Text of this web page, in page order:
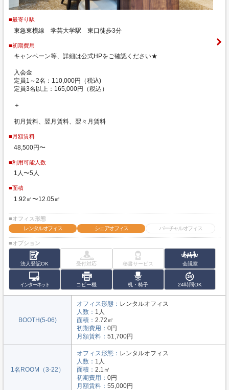
■最寄り駅
東急東横線 学芸大学駅 東口徒歩3分
■初期費用
キャンペーン等、詳細は公式HPをご確認ください★
入会金
定員1～2名：110,000円（税込)
定員3名以上：165,000円（税込）
＋
初月賃料、翌月賃料、翌々月賃料
■月額賃料
48,500円〜
■利用可能人数
1人〜5人
■面積
1.92㎡〜12.05㎡
■オフィス形態
レンタルオフィス
シェアオフィス バーチャルオフィス
■オプション
法人登記OK 受付対応 秘書サービス 会議室
インターネット コピー機 机・椅子 24時間OK
BOOTH(5-06)
オフィス形態： レンタルオフィス
人数： 1人
面積： 2.72㎡
初期費用： 0円
月額賃料： 51,700円
1名ROOM（3-22）
オフィス形態： レンタルオフィス
人数： 1人
面積： 2.1㎡
初期費用： 0円
月額賃料： 55,000円